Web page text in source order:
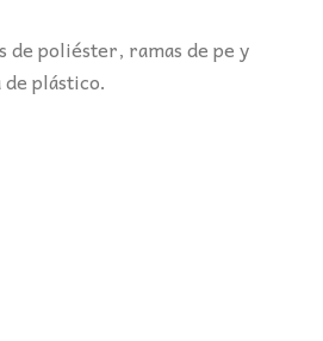
de poliéster, ramas de pe y
plástico.